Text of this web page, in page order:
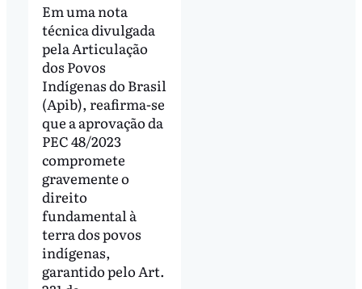
Em uma nota
técnica divulgada
pela Articulação
dos Povos
Indígenas do Brasil
(Apib), reafirma-se
que a aprovação da
PEC 48/2023
compromete
gravemente o
direito
fundamental à
terra dos povos
indígenas,
garantido pelo Art.